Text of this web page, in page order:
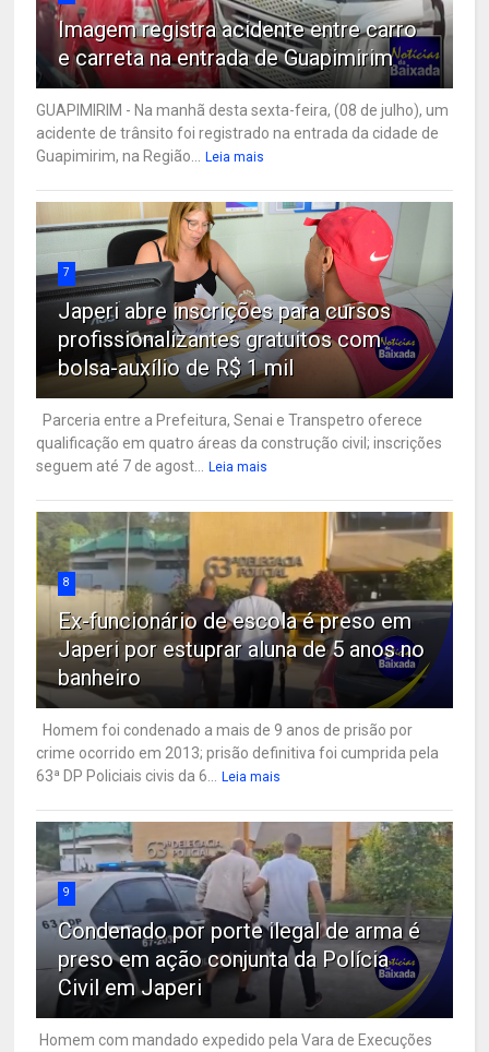
Imagem registra acidente entre carro
e carreta na entrada de Guapimirim
GUAPIMIRIM - Na manhã desta sexta-feira, (08 de julho), um
acidente de trânsito foi registrado na entrada da cidade de
Guapimirim, na Região...
Leia mais
7
Japeri abre inscrições para cursos
profissionalizantes gratuitos com
bolsa-auxílio de R$ 1 mil
Parceria entre a Prefeitura, Senai e Transpetro oferece
qualificação em quatro áreas da construção civil; inscrições
seguem até 7 de agost...
Leia mais
8
Ex-funcionário de escola é preso em
Japeri por estuprar aluna de 5 anos no
banheiro
Homem foi condenado a mais de 9 anos de prisão por
crime ocorrido em 2013; prisão definitiva foi cumprida pela
63ª DP Policiais civis da 6...
Leia mais
9
Condenado por porte ilegal de arma é
preso em ação conjunta da Polícia
Civil em Japeri
Homem com mandado expedido pela Vara de Execuções